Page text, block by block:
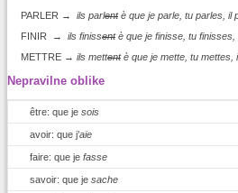
PARLER → ils parlent è que je parle, tu parles, il
FINIR → ils finissent è que je finisse, tu
METTRE → ils mettent è que je mette, tu mettes,
Nepravilne oblike
être: que je sois
avoir: que j’aie
faire: que je fasse
savoir: que je sache